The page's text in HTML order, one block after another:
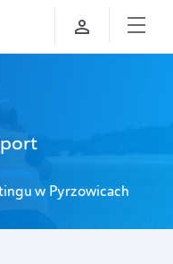
w Pyrzowicach